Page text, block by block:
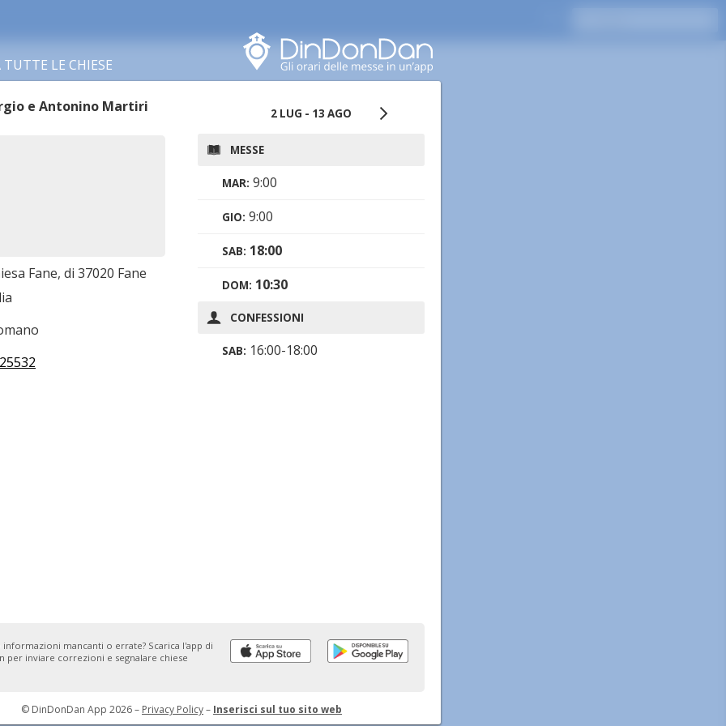
LE CHIESE
e Antonino Martiri
Fane, di 37020 Fane
2 LUG - 13 AGO
MESSE
MAR: 9:00
GIO: 9:00
SAB: 18:00
DOM: 10:30
CONFESSIONI
SAB: 16:00-18:00
informazioni mancanti o errate? Scarica l'app di
per inviare correzioni e segnalare chiese
© DinDonDan App 2026– Privacy Policy– Inserisci sul tuo sito web